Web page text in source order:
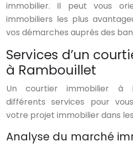
immobilier. Il peut vous
immobiliers les plus
vos démarches auprès des
Services d’un
à Rambouillet
Un courtier immobilier à
différents services pour
votre projet immobilier dans
Analyse du marché